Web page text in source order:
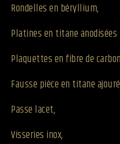
Rondelles en béryllium,
Platines en titane anodisées
Plaquettes en fibre de
Fausse pièce en titane
Passe lacet,
Visseries inox,